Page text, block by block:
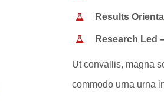
Results
Research Led
Ut convallis, magna
commodo urna urna